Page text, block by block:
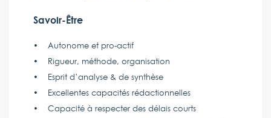
Savoir-Être
• Autonome et pro-actif
• Rigueur, méthode, organisation
• Esprit d’analyse & de synthèse
• Excellentes capacités rédactionnelles
• Capacité à respecter des délais courts